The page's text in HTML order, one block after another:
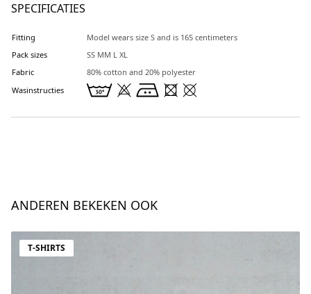
SPECIFICATIES
Fitting
Model wears size S and is 165 centimeters
Pack sizes
SS MM L XL
Fabric
80% cotton and 20% polyester
Wasinstructies
ANDEREN BEKEKEN OOK
T-SHIRTS